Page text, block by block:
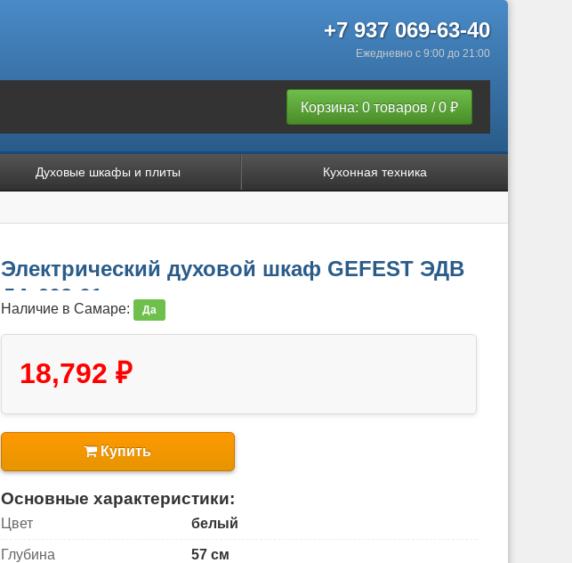
+7 937 069-63-40
Ежедневно с 9:00 до 21:00
Корзина: 0 товаров / 0 ₽
Духовые шкафы и плиты Кухонная техника
Электрический духовой шкаф GEFEST ЭДВ
ДА 602-01
Наличие в Самаре: Да
18,792 ₽
Купить
Основные характеристики:
Цвет белый
Глубина 57 см